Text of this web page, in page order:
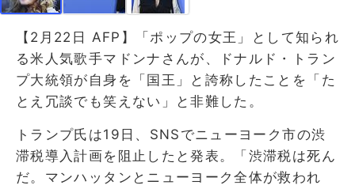
【2月22日 AFP】「ポップの女王」として知られ
る米人気歌手マドンナさんが、ドナルド・トラン
プ大統領が自身を「国王」と誇称したことを「た
とえ冗談でも笑えない」と非難した。
トランプ氏は19日、SNSでニューヨーク市の渋
滞税導入計画を阻止したと発表。「渋滞税は死ん
だ。マンハッタンとニューヨーク全体が救われ